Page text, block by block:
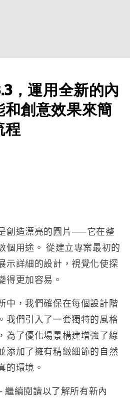
，運用全新的內
創意效果來簡
程
創造漂亮的圖片——它在整
個用途。 從建立專案最初的
示詳細的設計，視覺化使探
得更加容易。
中，我們確保在每個設計階
我們引入了一套獨特的風格
為了優化場景構建增強了線
添加了擁有精緻細節的自然
的環境。
繼續閱讀以了解所有新內